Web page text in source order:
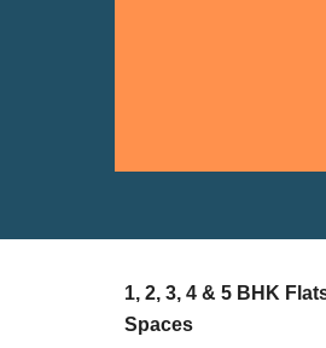
1, 2, 3, 4 & 5 BHK
Spaces